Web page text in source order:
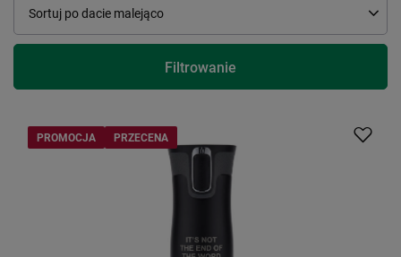
Zmień sortowanie
Sortuj po dacie malejąco
Filtrowanie
PROMOCJA PRZECENA